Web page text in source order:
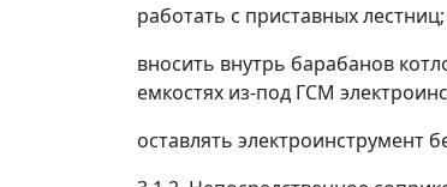
работать с приставных
вносить внутрь барабанов
емкостях из-под ГСМ
оставлять электроинструмент